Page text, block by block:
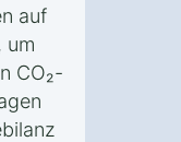
auf
um
CO₂-